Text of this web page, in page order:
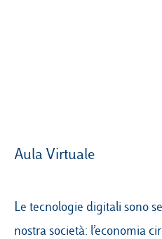
Roma
Belluno
Aula Virtuale
Le tecnologie digitali sono
nostra società: l’economia